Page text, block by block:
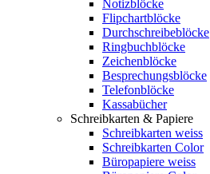
Notizblöcke
Flipchartblöcke
Durchschreibeblöcke
Ringbuchblöcke
Zeichenblöcke
Besprechungsblöcke
Telefonblöcke
Kassabücher
Schreibkarten & Papiere
Schreibkarten weiss
Schreibkarten Color
Büropapiere weiss